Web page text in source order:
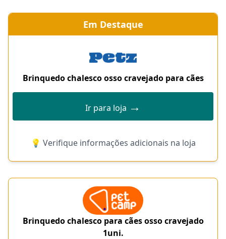
Em Destaque
Brinquedo chalesco osso cravejado para cães
Ir para loja →
💡 Verifique informações adicionais na loja
Brinquedo chalesco para cães osso cravejado
1uni.